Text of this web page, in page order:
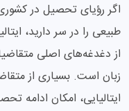
اگر رؤیای تحصیل در
طبیعی را در سر دارید،
از دغدغه‌های اصلی
زبان است. بسیاری از
ایتالیایی، امکان ادامه